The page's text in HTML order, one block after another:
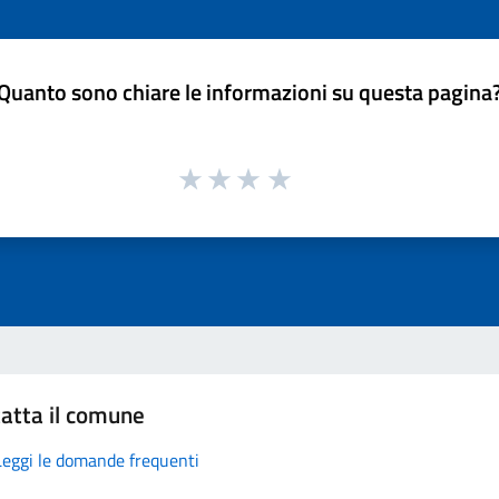
sono chiare le informazioni su questa
il comune
le domande frequenti